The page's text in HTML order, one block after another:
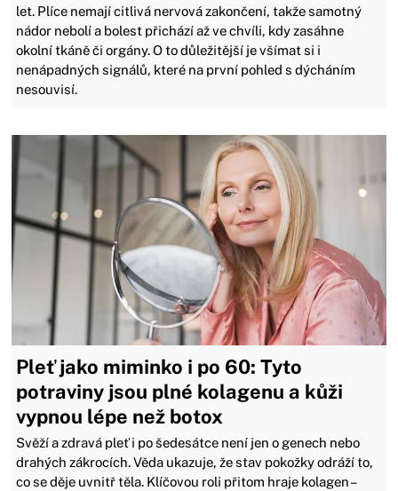
let. Plíce nemají citlivá nervová zakončení, takže samotný
nádor nebolí a bolest přichází až ve chvíli, kdy zasáhne
okolní tkáně či orgány. O to důležitější je všímat si i
nenápadných signálů, které na první pohled s dýcháním
nesouvisí.
Pleť jako miminko i po 60: Tyto
potraviny jsou plné kolagenu a kůži
vypnou lépe než botox
Svěží a zdravá pleť i po šedesátce není jen o genech nebo
drahých zákrocích. Věda ukazuje, že stav pokožky odráží to,
co se děje uvnitř těla. Klíčovou roli přitom hraje kolagen –